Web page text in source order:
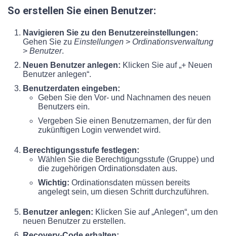
So erstellen Sie einen Benutzer:
Navigieren Sie zu den Benutzereinstellungen:
Gehen Sie zu Einstellungen > Ordinationsverwaltung
> Benutzer.
Neuen Benutzer anlegen: Klicken Sie auf „+ Neuen
Benutzer anlegen“.
Benutzerdaten eingeben:
Geben Sie den Vor- und Nachnamen des neuen
Benutzers ein.
Vergeben Sie einen Benutzernamen, der für den
zukünftigen Login verwendet wird.
Berechtigungsstufe festlegen:
Wählen Sie die Berechtigungsstufe (Gruppe) und
die zugehörigen Ordinationsdaten aus.
Wichtig: Ordinationsdaten müssen bereits
angelegt sein, um diesen Schritt durchzuführen.
Benutzer anlegen: Klicken Sie auf „Anlegen“, um den
neuen Benutzer zu erstellen.